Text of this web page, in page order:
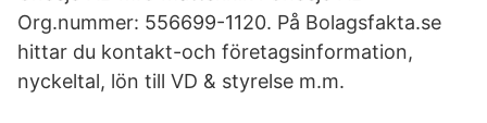
Org.nummer: 556699-1120. På Bolagsfakta.se
hittar du kontakt-och företagsinformation,
nyckeltal, lön till VD & styrelse m.m.